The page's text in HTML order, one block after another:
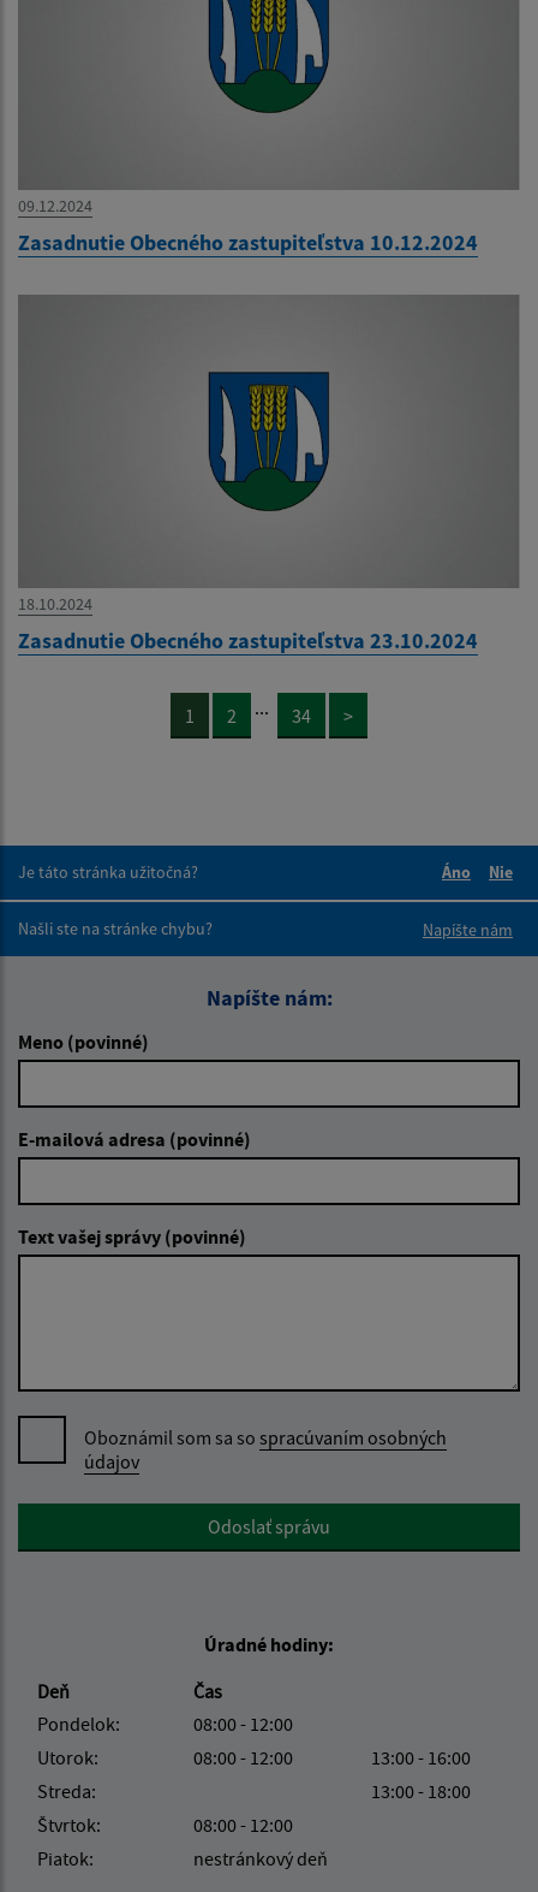
09.12.2024
Zasadnutie Obecného zastupiteľstva 10.12.2024
18.10.2024
Zasadnutie Obecného zastupiteľstva 23.10.2024
1 2 ... 34 >
Je táto stránka užitočná?
Áno
Nie
Našli ste na stránke chybu?
Napíšte nám
Napíšte nám:
Meno (povinné)
E-mailová adresa (povinné)
Text vašej správy (povinné)
Oboznámil som sa so spracúvaním osobných
údajov
Google reCaptcha ResponseOdoslať správu
Úradné hodiny:
Deň
Čas
Pondelok:
08:00 - 12:00
Utorok:
08:00 - 12:00
13:00 - 16:00
Streda:
13:00 - 18:00
Štvrtok:
08:00 - 12:00
Piatok:
nestránkový deň